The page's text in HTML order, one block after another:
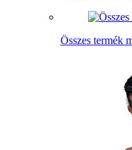
Összes termék